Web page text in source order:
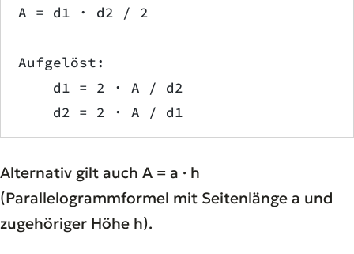
A = d1 · d2 / 2
Aufgelöst:
    d1 = 2 · A / d2
    d2 = 2 · A / d1
Alternativ gilt auch A = a · h
(Parallelogrammformel mit Seitenlänge a und
zugehöriger Höhe h).